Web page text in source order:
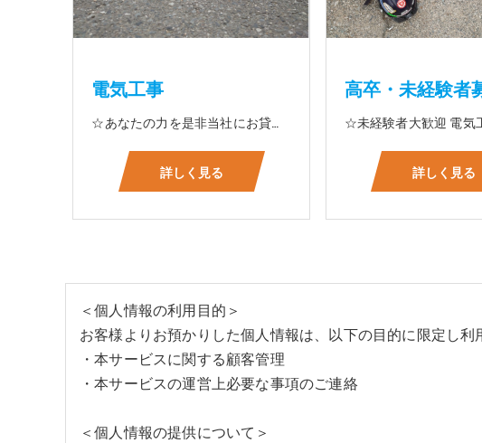
電気工事
☆あなたの力を是非当社にお貸して下さい 電気工事に関する事ならオールマイティに対応しております（室内配線・室外配線、スイッチコンセント取付け、照明器具取付け、配電盤取付け、エアコン取付け、LANケーブル配線、アンテナ取付けなど） 【工具支給致します】 また新品工具と新品作業服を完全支給を致します。 高品質の作業服と工具入社してくれた方には支給致します♪
詳しく見る
高卒・未経験者
詳しく見る
＜個人情報の利用目的＞
お客様よりお預かりした個人情報は、以下の目的に限定し利
・本サービスに関する顧客管理
・本サービスの運営上必要な事項のご連絡
＜個人情報の提供について＞